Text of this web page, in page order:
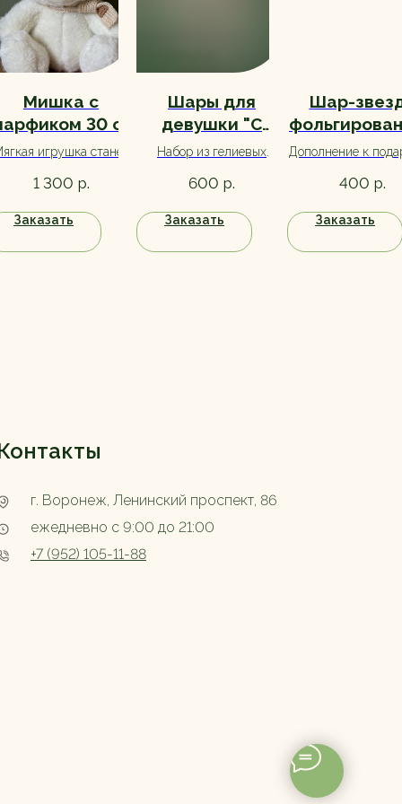
Мишка с
30 см
ассортименте
игрушка станет
а также станет
самостоятельного
1 300 р.
Заказать
Шары для
девушки "С
Днем Рождения"
Набор из гелиевых
для долгого полета.
600 р.
Заказать
Шар-
"С Днем
Дополнение к
выбор,400 р.
Заказать
г. Воронеж, Ленинский проспект, 86
+7 (952) 105-11-88
ежедневно с 9:00 до 21:00